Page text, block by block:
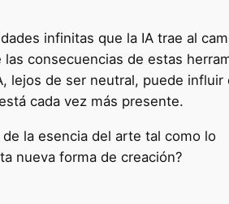
infinitas que la IA trae al
consecuencias de estas
lejos de ser neutral, puede influir
cada vez más presente.
la esencia del arte tal como lo
nueva forma de creación?